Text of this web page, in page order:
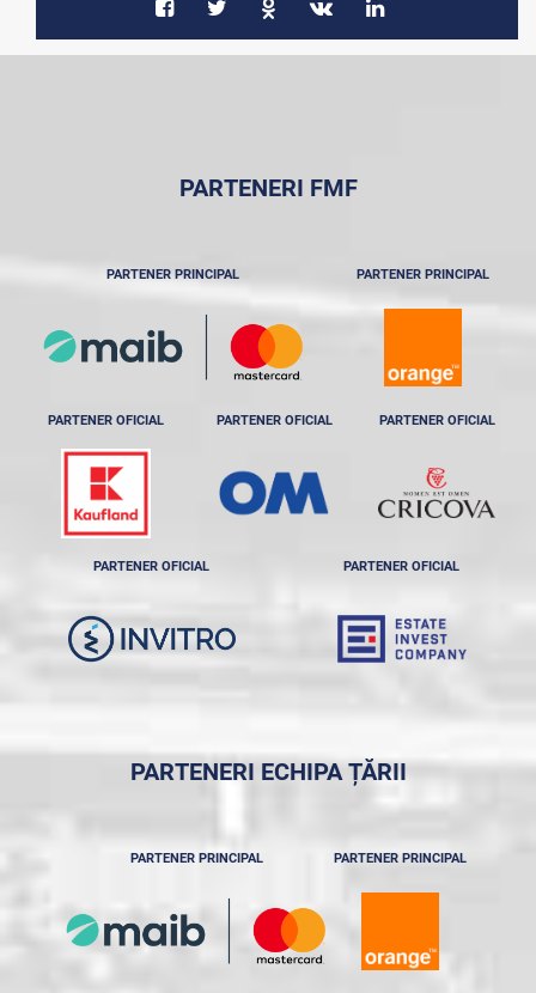
PARTENERI FMF
PARTENER PRINCIPAL PARTENER PRINCIPAL
PARTENER OFICIAL PARTENER OFICIAL PARTENER OFICIAL
PARTENER OFICIAL PARTENER OFICIAL
PARTENERI ECHIPA ȚĂRII
PARTENER PRINCIPAL PARTENER PRINCIPAL